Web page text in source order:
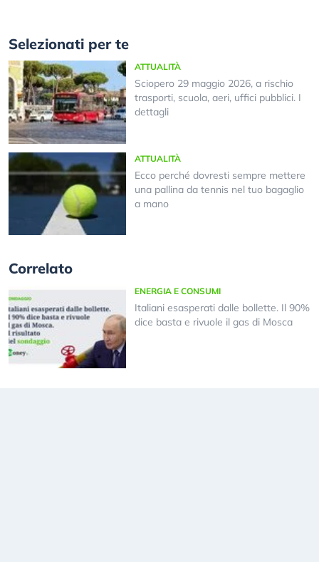
Selezionati per te
ATTUALITÀ
Sciopero 29 maggio 2026, a rischio
trasporti, scuola, aeri, uffici pubblici. I
dettagli
ATTUALITÀ
Ecco perché dovresti sempre mettere
una pallina da tennis nel tuo bagaglio
a mano
Correlato
ENERGIA E CONSUMI
Italiani esasperati dalle bollette. Il 90%
dice basta e rivuole il gas di Mosca